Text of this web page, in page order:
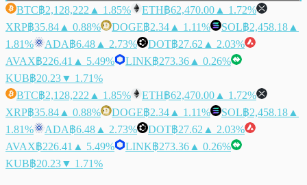
BTC฿2,128,222 ▲ 1.85% ETH฿62,470.00 ▲ 1.72%
XRP฿35.84 ▲ 0.88% DOGE฿2.34 ▲ 1.11% SOL฿2,458.18 ▲
1.81%
ADA฿6.48 ▲ 2.73% DOT฿27.62 ▲ 2.03%
AVAX฿226.41 ▲ 5.49% LINK฿273.36 ▲ 0.26%
KUB฿20.23▼ 1.71%
BTC฿2,128,222 ▲ 1.85% ETH฿62,470.00 ▲ 1.72%
XRP฿35.84 ▲ 0.88% DOGE฿2.34 ▲ 1.11% SOL฿2,458.18 ▲
1.81%
ADA฿6.48 ▲ 2.73% DOT฿27.62 ▲ 2.03%
AVAX฿226.41 ▲ 5.49% LINK฿273.36 ▲ 0.26%
KUB฿20.23▼ 1.71%